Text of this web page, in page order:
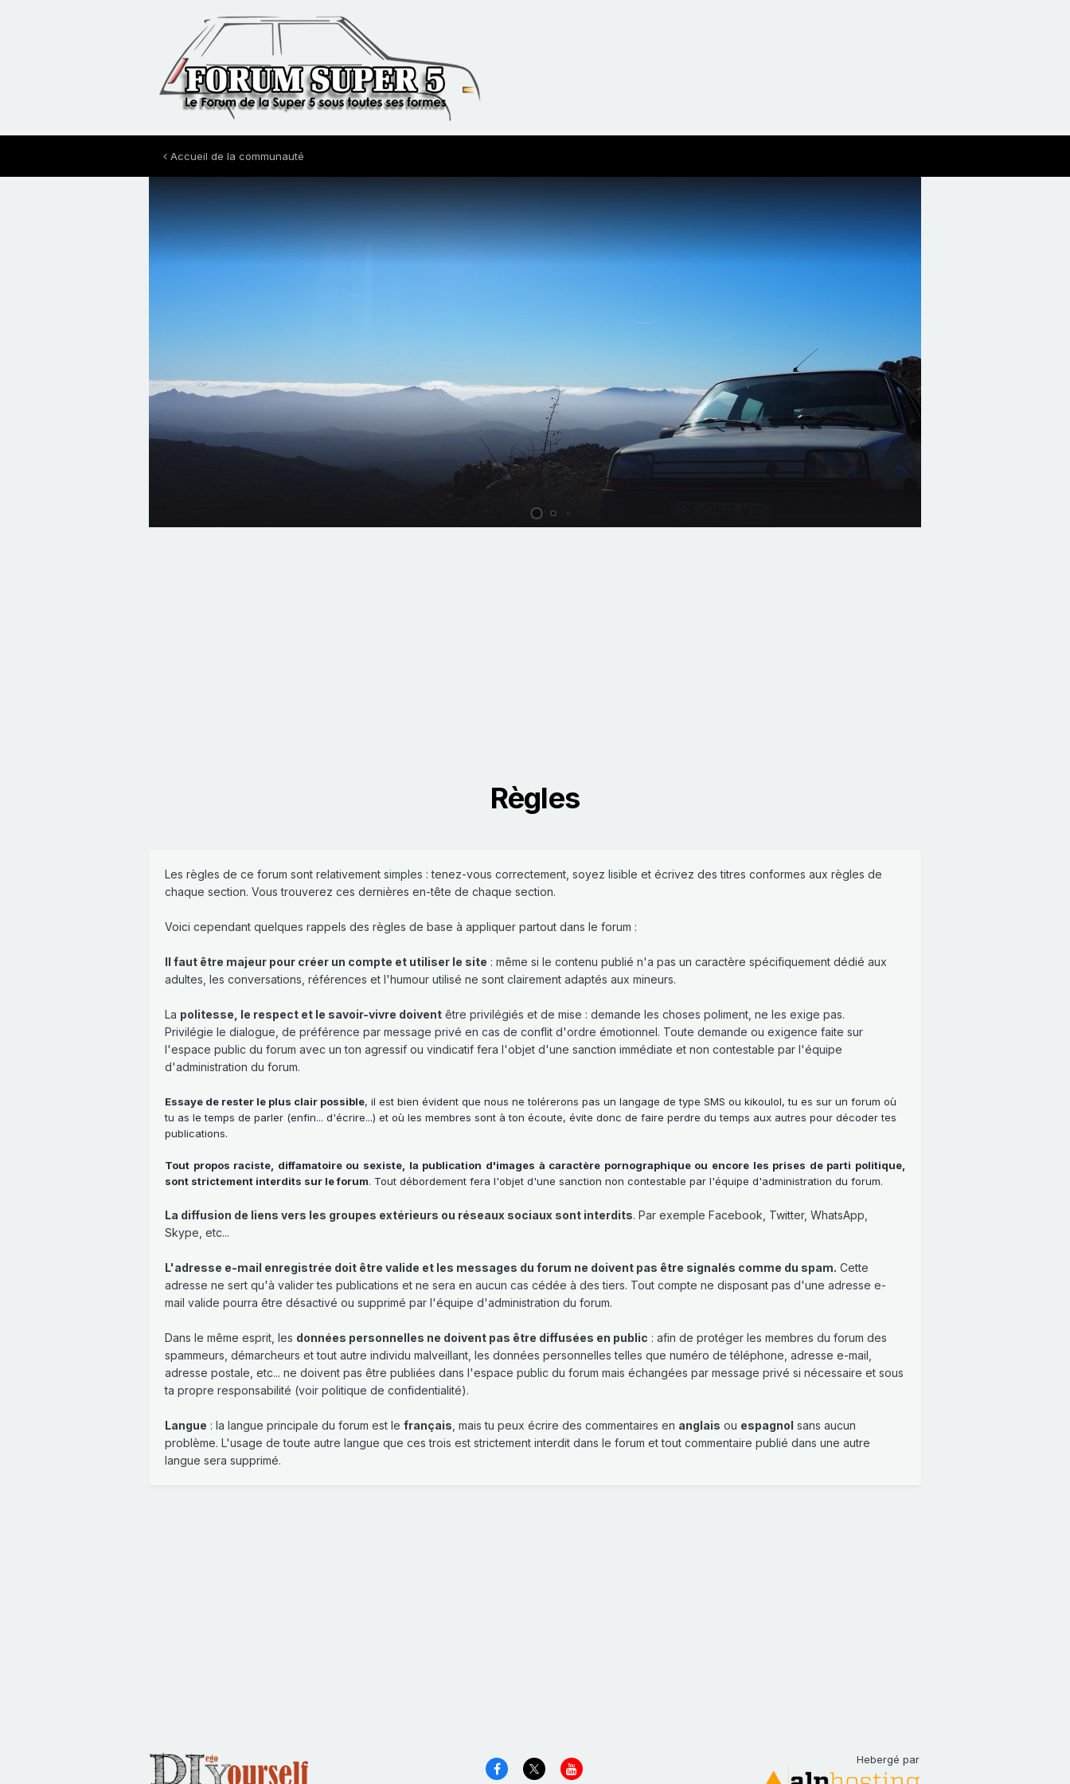
Accueil de la communauté
Règles
Les règles de ce forum sont relativement simples : tenez-vous correctement, soyez lisible et écrivez des titres conformes aux règles de
chaque section. Vous trouverez ces dernières en-tête de chaque section.
Voici cependant quelques rappels des règles de base à appliquer partout dans le forum :
Il faut être majeur pour créer un compte et utiliser le site : même si le contenu publié n'a pas un caractère spécifiquement dédié aux
adultes, les conversations, références et l'humour utilisé ne sont clairement adaptés aux mineurs.
La politesse, le respect et le savoir-vivre doivent être privilégiés et de mise : demande les choses poliment, ne les exige pas.
Privilégie le dialogue, de préférence par message privé en cas de conflit d'ordre émotionnel. Toute demande ou exigence faite sur
l'espace public du forum avec un ton agressif ou vindicatif fera l'objet d'une sanction immédiate et non contestable par l'équipe
d'administration du forum.
Essaye de rester le plus clair possible, il est bien évident que nous ne tolérerons pas un langage de type SMS ou kikoulol, tu es sur un forum où
tu as le temps de parler (enfin... d'écrire...) et où les membres sont à ton écoute, évite donc de faire perdre du temps aux autres pour décoder tes
publications.
Tout propos raciste, diffamatoire ou sexiste, la publication d'images à caractère pornographique ou encore les prises de parti politique,
sont strictement interdits sur le forum. Tout débordement fera l'objet d'une sanction non contestable par l'équipe d'administration du forum.
La diffusion de liens vers les groupes extérieurs ou réseaux sociaux sont interdits. Par exemple Facebook, Twitter, WhatsApp,
Skype, etc...
L'adresse e-mail enregistrée doit être valide et les messages du forum ne doivent pas être signalés comme du spam. Cette
adresse ne sert qu'à valider tes publications et ne sera en aucun cas cédée à des tiers. Tout compte ne disposant pas d'une adresse e-
mail valide pourra être désactivé ou supprimé par l'équipe d'administration du forum.
Dans le même esprit, les données personnelles ne doivent pas être diffusées en public : afin de protéger les membres du forum des
spammeurs, démarcheurs et tout autre individu malveillant, les données personnelles telles que numéro de téléphone, adresse e-mail,
adresse postale, etc... ne doivent pas être publiées dans l'espace public du forum mais échangées par message privé si nécessaire et sous
ta propre responsabilité (voir politique de confidentialité).
Langue : la langue principale du forum est le français , mais tu peux écrire des commentaires en anglais ou espagnol sans aucun
problème. L'usage de toute autre langue que ces trois est strictement interdit dans le forum et tout commentaire publié dans une autre
langue sera supprimé.
Hebergé par